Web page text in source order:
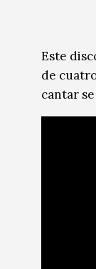
Este
de
cantar